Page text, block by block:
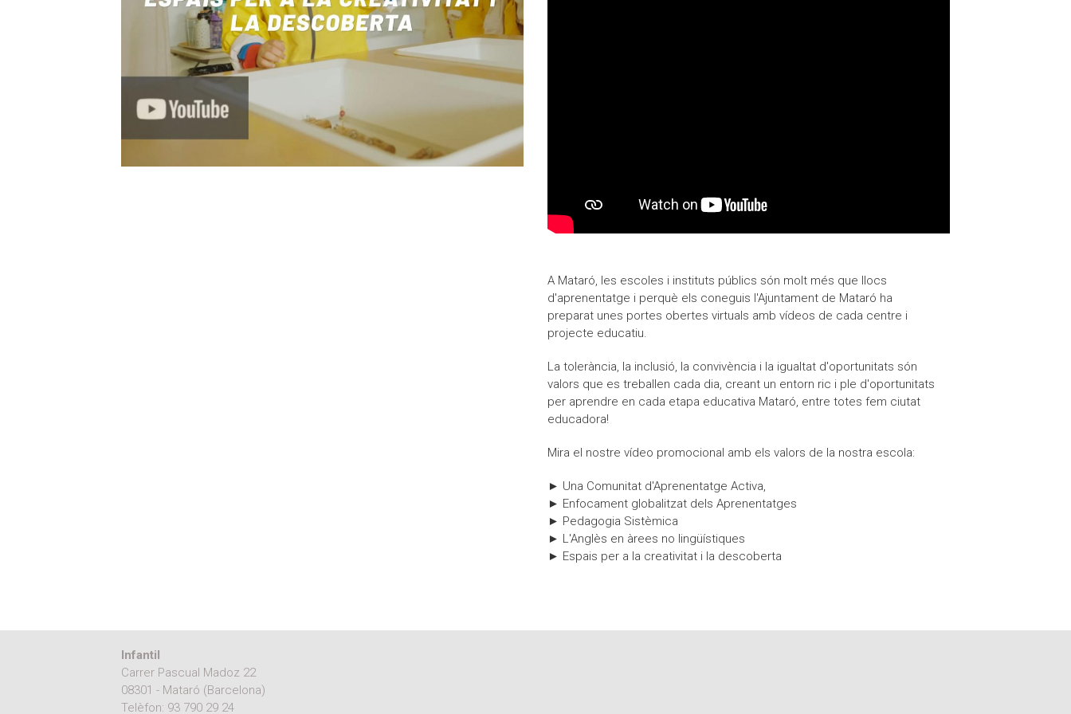
Documents autoritzacions / Justificants
Documentació Activitats Extraescolars
Moodle
A Mataró, les escoles i instituts públics són molt més que llocs
d'aprenentatge i perquè els coneguis l'Ajuntament de Mataró ha
preparat unes portes obertes virtuals amb vídeos de cada centre i
projecte educatiu.
La tolerància, la inclusió, la convivència i la igualtat d'oportunitats són
valors que es treballen cada dia, creant un entorn ric i ple d'oportunitats
per aprendre en cada etapa educativa Mataró, entre totes fem ciutat
educadora!
Mira el nostre vídeo promocional amb els valors de la nostra escola:
► Una Comunitat d'Aprenentatge Activa,
► Enfocament globalitzat dels Aprenentatges
► Pedagogia Sistèmica
► L'Anglès en àrees no lingüístiques
► Espais per a la creativitat i la descoberta
Infantil
Carrer Pascual Madoz 22
08301 - Mataró (Barcelona)
Telèfon: 93 790 29 24